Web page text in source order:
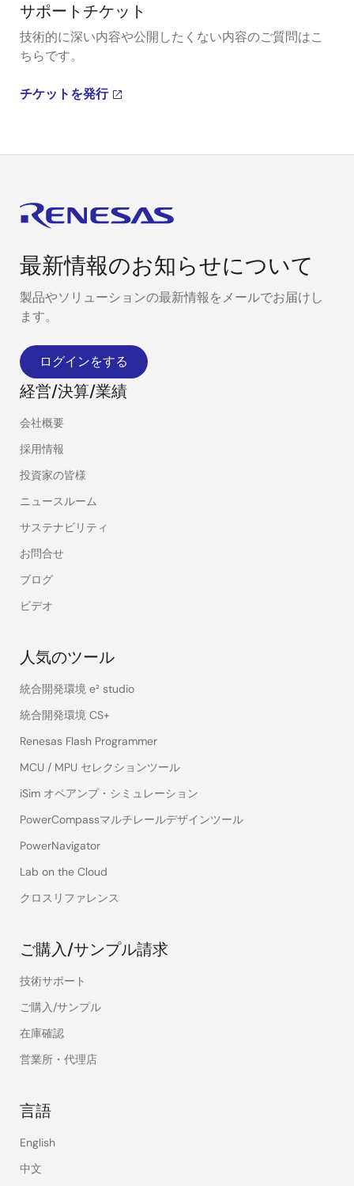
サポートチケット
技術的に深い内容や公開したくない内容のご質問はこ
ちらです。
チケットを発行
最新情報のお知らせについて
製品やソリューションの最新情報をメールでお届けし
ます。
ログインをする
経営/決算/業績
会社概要
採用情報
投資家の皆様
ニュースルーム
サステナビリティ
お問合せ
ブログ
ビデオ
人気のツール
統合開発環境 e² studio
統合開発環境 CS+
Renesas Flash Programmer
MCU / MPU セレクションツール
iSim オペアンプ・シミュレーション
PowerCompassマルチレールデザインツール
PowerNavigator
Lab on the Cloud
クロスリファレンス
ご購入/サンプル請求
技術サポート
ご購入/サンプル
在庫確認
営業所・代理店
言語
English
中文